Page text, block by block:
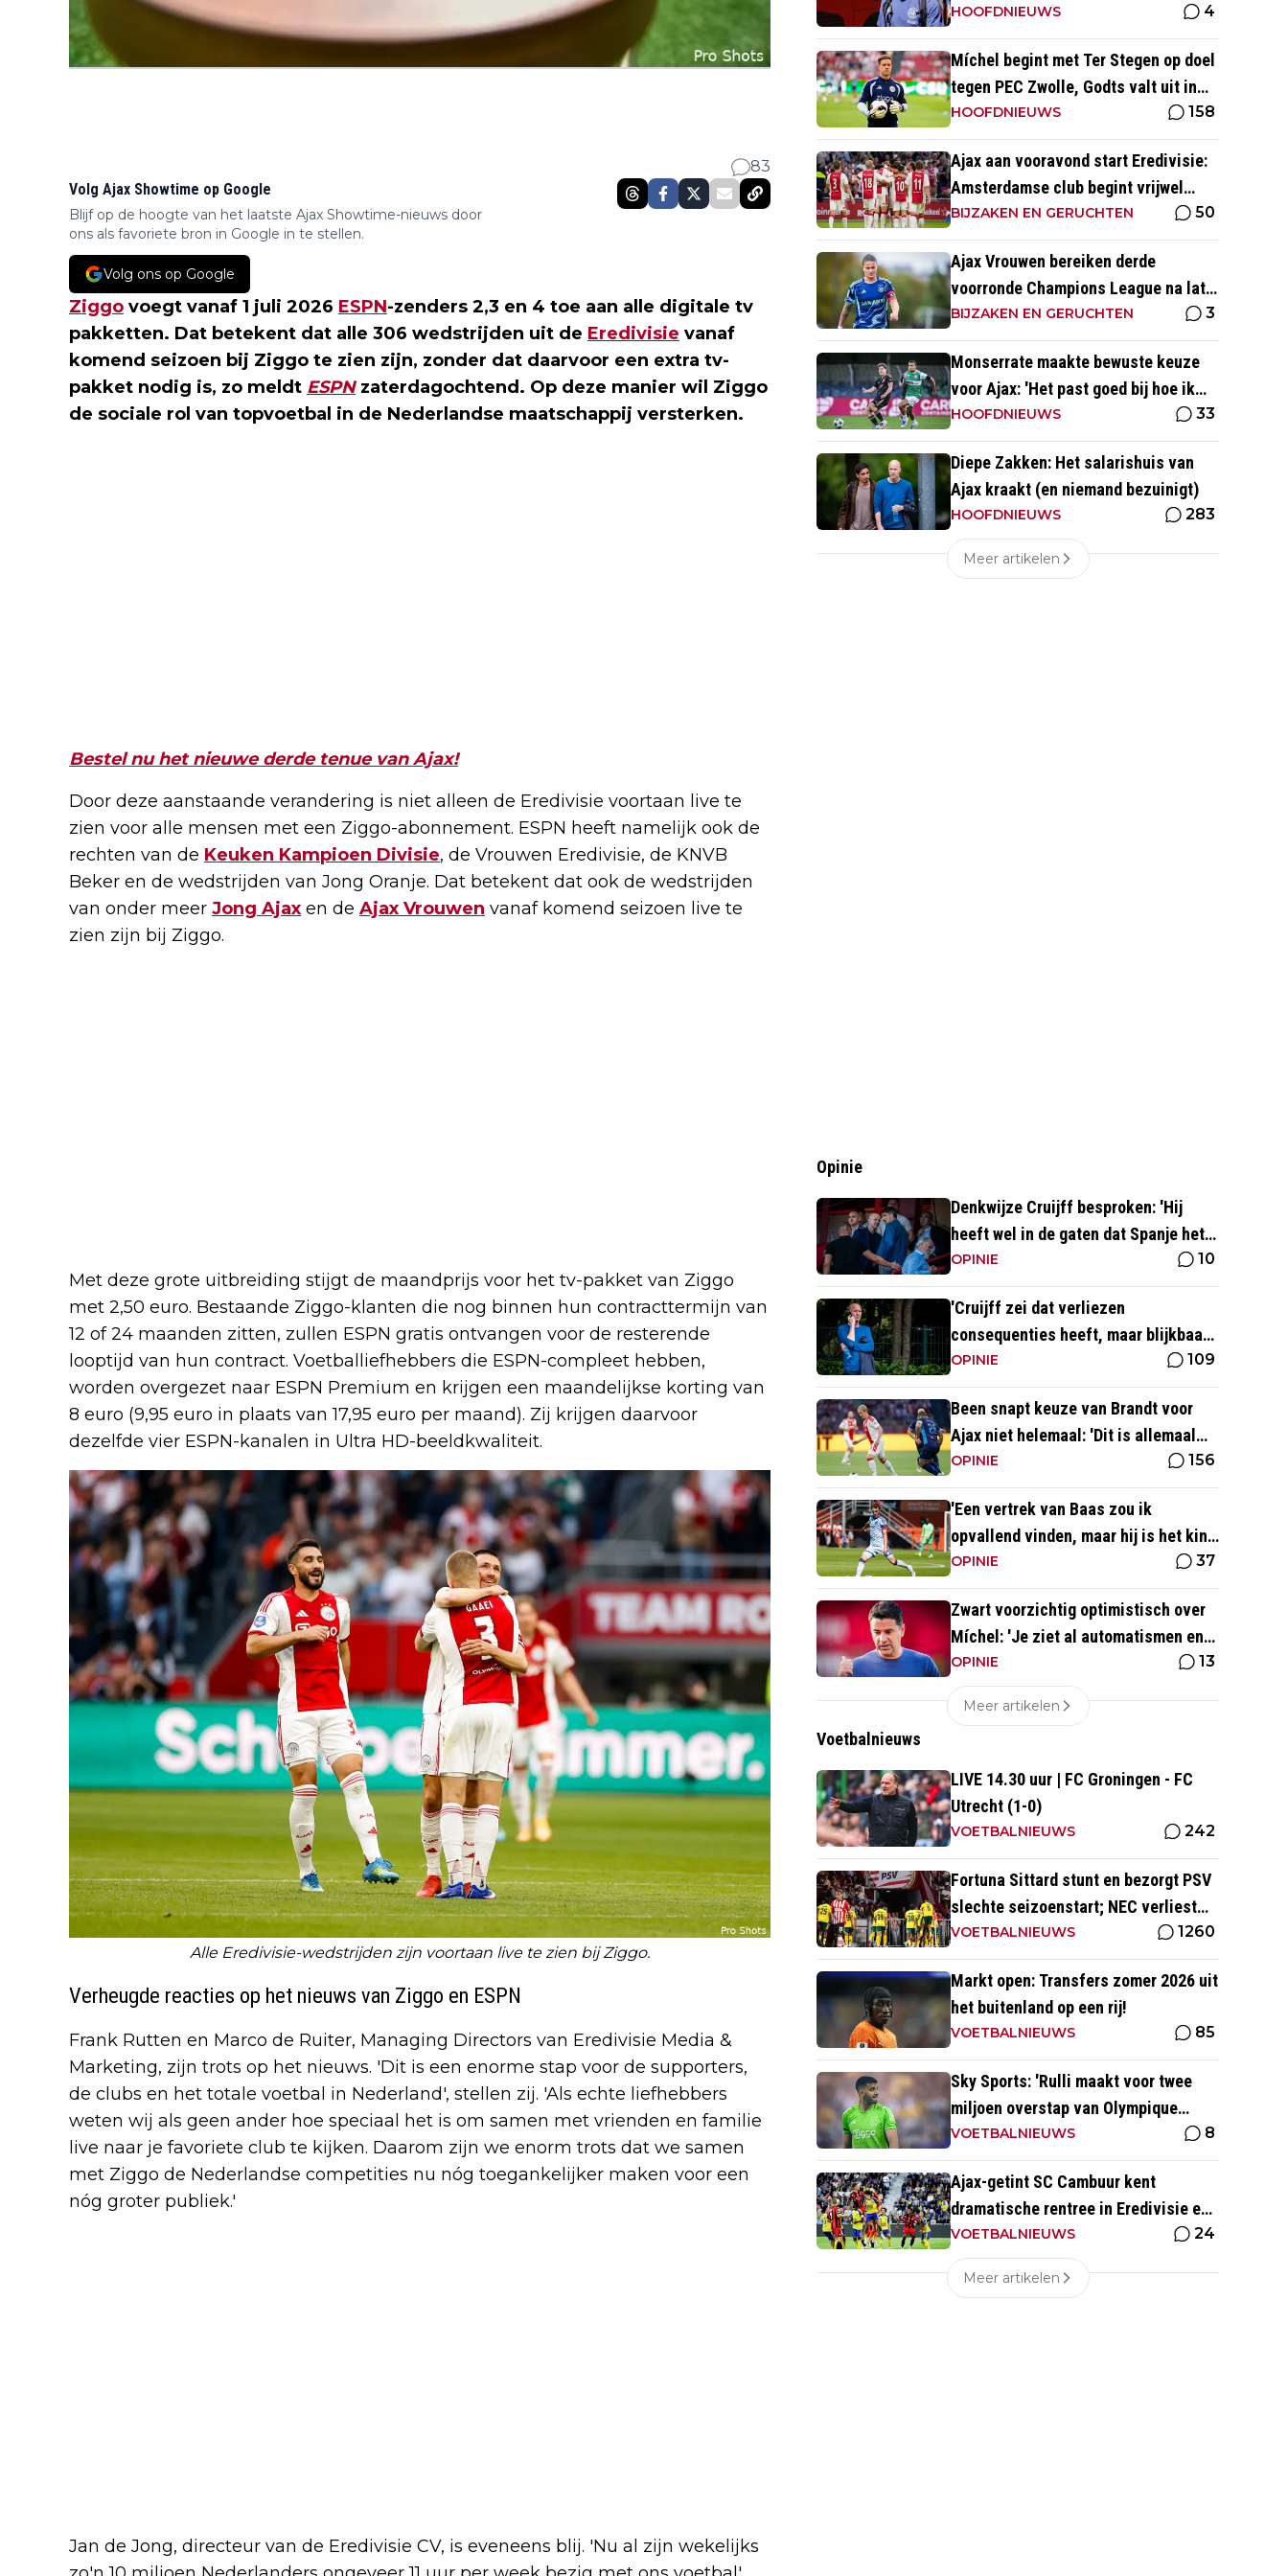
83
Volg Ajax Showtime op Google
Blijf op de hoogte van het laatste Ajax Showtime-nieuws door
ons als favoriete bron in Google in te stellen.
Volg ons op Google
Ziggo voegt vanaf 1 juli 2026 ESPN-zenders 2,3 en 4 toe aan alle digitale tv
pakketten. Dat betekent dat alle 306 wedstrijden uit de Eredivisie vanaf
komend seizoen bij Ziggo te zien zijn, zonder dat daarvoor een extra tv-
pakket nodig is, zo meldt ESPNzaterdagochtend. Op deze manier wil Ziggo
de sociale rol van topvoetbal in de Nederlandse maatschappij versterken.
Bestel nu het nieuwe derde tenue van Ajax!
Door deze aanstaande verandering is niet alleen de Eredivisie voortaan live te
zien voor alle mensen met een Ziggo-abonnement. ESPN heeft namelijk ook de
rechten van de Keuken Kampioen Divisie, de Vrouwen Eredivisie, de KNVB
Beker en de wedstrijden van Jong Oranje. Dat betekent dat ook de wedstrijden
van onder meer Jong Ajax en de Ajax Vrouwen vanaf komend seizoen live te
zien zijn bij Ziggo.
Met deze grote uitbreiding stijgt de maandprijs voor het tv-pakket van Ziggo
met 2,50 euro. Bestaande Ziggo-klanten die nog binnen hun contracttermijn van
12 of 24 maanden zitten, zullen ESPN gratis ontvangen voor de resterende
looptijd van hun contract. Voetballiefhebbers die ESPN-compleet hebben,
worden overgezet naar ESPN Premium en krijgen een maandelijkse korting van
8 euro (9,95 euro in plaats van 17,95 euro per maand). Zij krijgen daarvoor
dezelfde vier ESPN-kanalen in Ultra HD-beeldkwaliteit.
Alle Eredivisie-wedstrijden zijn voortaan live te zien bij Ziggo.
Verheugde reacties op het nieuws van Ziggo en ESPN
Frank Rutten en Marco de Ruiter, Managing Directors van Eredivisie Media &
Marketing, zijn trots op het nieuws. 'Dit is een enorme stap voor de supporters,
de clubs en het totale voetbal in Nederland', stellen zij. 'Als echte liefhebbers
weten wij als geen ander hoe speciaal het is om samen met vrienden en familie
live naar je favoriete club te kijken. Daarom zijn we enorm trots dat we samen
met Ziggo de Nederlandse competities nu nóg toegankelijker maken voor een
nóg groter publiek.'
Jan de Jong, directeur van de Eredivisie CV, is eveneens blij. 'Nu al zijn wekelijks
mutaties Ajax
HOOFDNIEUWS 4
Míchel begint met Ter Stegen op doel
tegen PEC Zwolle, Godts valt uit in
warming-up
HOOFDNIEUWS 158
Ajax aan vooravond start Eredivisie:
Amsterdamse club begint vrijwel
altijd met zege
BIJZAKEN EN GERUCHTEN 50
Ajax Vrouwen bereiken derde
voorronde Champions League na late
zege op Rangers FC
BIJZAKEN EN GERUCHTEN 3
Monserrate maakte bewuste keuze
voor Ajax: 'Het past goed bij hoe ik
naar voetbal kijk’
HOOFDNIEUWS 33
Diepe Zakken: Het salarishuis van
Ajax kraakt (en niemand bezuinigt)
HOOFDNIEUWS 283
Meer artikelen
Opinie
Denkwijze Cruijff besproken: 'Hij
heeft wel in de gaten dat Spanje het
hoogste is in het voetbal'
OPINIE 10
'Cruijff zei dat verliezen
consequenties heeft, maar blijkbaar
niet voor de trainer van Ajax 1'
OPINIE 109
Been snapt keuze van Brandt voor
Ajax niet helemaal: 'Dit is allemaal
wat makkelijker'
OPINIE 156
'Een vertrek van Baas zou ik
opvallend vinden, maar hij is het kind
van de rekening van de komst van
Blind'
OPINIE 37
Zwart voorzichtig optimistisch over
Míchel: 'Je ziet al automatismen en
patronen terug, maar...'
OPINIE 13
Meer artikelen
Voetbalnieuws
LIVE 14.30 uur | FC Groningen - FC
Utrecht (1-0)
VOETBALNIEUWS 242
Fortuna Sittard stunt en bezorgt PSV
slechte seizoenstart; NEC verliest
ondanks assist Tadic
VOETBALNIEUWS 1260
Markt open: Transfers zomer 2026 uit
het buitenland op een rij!
VOETBALNIEUWS 85
Sky Sports: 'Rulli maakt voor twee
miljoen overstap van Olympique
Marseille naar Manchester City'
VOETBALNIEUWS 8
Ajax-getint SC Cambuur kent
dramatische rentree in Eredivisie en
krijgt pak slaag in eigen huis
VOETBALNIEUWS 24
Meer artikelen